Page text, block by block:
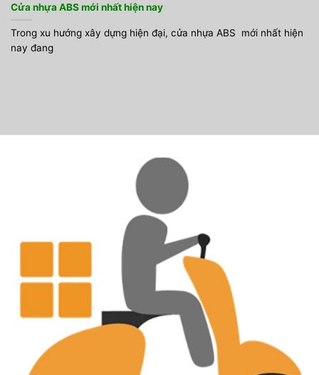
Cửa nhựa ABS mới nhất hiện nay
Trong xu hướng xây dựng hiện đại, cửa nhựa ABS mới nhất hiện
nay đang